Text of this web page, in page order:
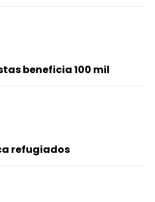
beneficia 100 mil
refugiados